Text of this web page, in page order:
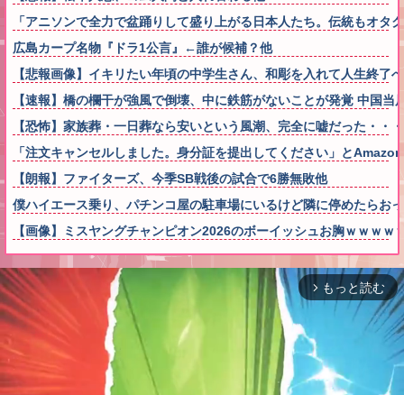
「アニソンで全力で盆踊りして盛り上がる日本人たち。伝統もオ
広島カープ名物『ドラ1公言』←誰が候補？他
【悲報画像】イキリたい年頃の中学生さん、和彫を入れて人生終
【速報】橋の欄干が強風で倒壊、中に鉄筋がないことが発覚 中国
【恐怖】家族葬・一日葬なら安いという風潮、完全に嘘だった・・
「注文キャンセルしました。身分証を提出してください」と
【朗報】ファイターズ、今季SB戦後の試合で6勝無敗他
僕ハイエース乗り、パチンコ屋の駐車場にいるけど隣に停めたらお
【画像】ミスヤングチャンピオン2026のボーイッシュお胸ｗｗｗ
arrow_forward_ios もっと読む